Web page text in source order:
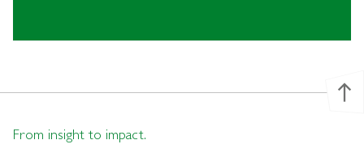
north
From insight to impact.